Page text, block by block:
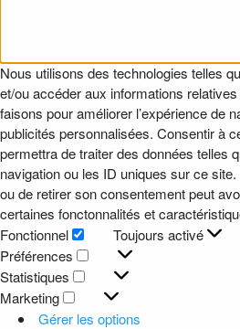
Nous utilisons des technologies telles
et/ou accéder aux informations
faisons pour améliorer l’expérience de
publicités personnalisées. Consentir à
permettra de traiter des données telles
navigation ou les ID uniques sur ce
ou de retirer son consentement peut
certaines fonctonnalités et
Fonctionnel
Fonctionnel
Toujours activé
Préférences
Préférences
Statistiques
Statistiques
Marketing
Marketing
Gérer les options